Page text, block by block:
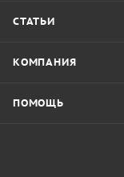
СТАТЬИ
КОМПАНИЯ
ПОМОЩЬ